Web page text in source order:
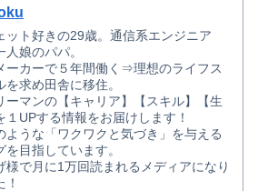
ット好きの29歳。通信系エンジニア
人娘のパパ。
ーカーで５年間働く⇒理想のライフス
を求め田舎に移住。
ーマンの【キャリア】【スキル】【生
１UPする情報をお届けします！
ような「ワクワクと気づき」を与える
を目指しています。
様で月に1万回読まれるメディアになり
！